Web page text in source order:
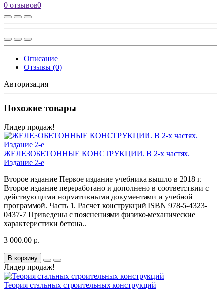
0 отзывов0
Описание
Отзывы (0)
Авторизация
Похожие товары
Лидер продаж!
ЖЕЛЕЗОБЕТОННЫЕ КОНСТРУКЦИИ. В 2-х частях.
Издание 2-е
Второе издание Первое издание учебника вышло в 2018 г.
Второе издание переработано и дополнено в соответствии с
действующими нормативными документами и учебной
программой. Часть 1. Расчет конструкций ISBN 978-5-4323-
0437-7 Приведены с пояснениями физико-механические
характеристики бетона..
3 000.00 р.
В корзину
Лидер продаж!
Теория стальных строительных конструкций